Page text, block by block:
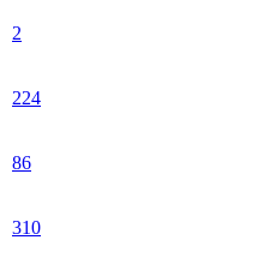
2
224
86
310